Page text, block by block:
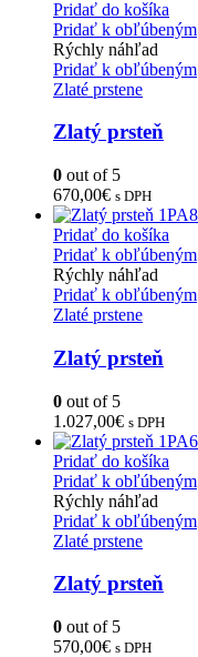
Pridať do košíka
Pridať k obľúbeným
Rýchly náhľad
Pridať k obľúbeným
Zlaté prstene
Zlatý prsteň
0 out of 5
670,00€ s DPH
Pridať do košíka
Pridať k obľúbeným
Rýchly náhľad
Pridať k obľúbeným
Zlaté prstene
Zlatý prsteň
0 out of 5
1.027,00€ s DPH
Pridať do košíka
Pridať k obľúbeným
Rýchly náhľad
Pridať k obľúbeným
Zlaté prstene
Zlatý prsteň
0 out of 5
570,00€ s DPH